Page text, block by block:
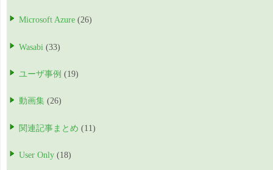
Microsoft Azure (26)
Wasabi (33)
ユーザ事例 (19)
動画集 (26)
関連記事まとめ (11)
User Only (18)